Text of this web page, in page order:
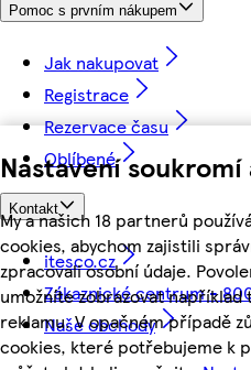
Nastavení
My a našich 18 partnerů
cookies, abychom zajistili
zpracovali osobní údaje.
umožníte zobrazovat například
reklamu. V opačném případě
cookies, které potřebujeme k
Pomoc s prvním nákupem
Jak nakupovat
Registrace
Rezervace času
Oblíbené
Kontakt
itesco.cz
Zákaznické centrum -
Naše obchody